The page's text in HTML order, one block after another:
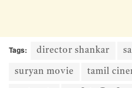
Tags: director shankar
suryan movie tamil